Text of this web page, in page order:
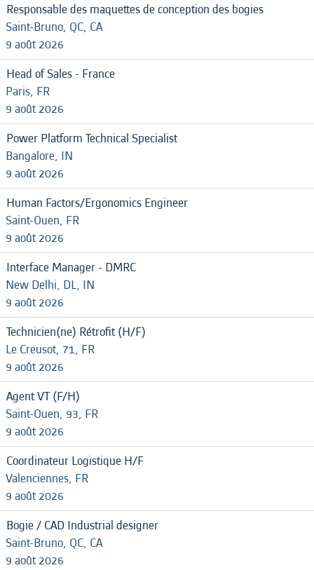
Responsable des maquettes de conception des bogies
Saint-Bruno, QC, CA
9 août 2026
Head of Sales - France
Paris, FR
9 août 2026
Power Platform Technical Specialist
Bangalore, IN
9 août 2026
Human Factors/Ergonomics Engineer
Saint-Ouen, FR
9 août 2026
Interface Manager - DMRC
New Delhi, DL, IN
9 août 2026
Technicien(ne) Rétrofit (H/F)
Le Creusot, 71, FR
9 août 2026
Agent VT (F/H)
Saint-Ouen, 93, FR
9 août 2026
Coordinateur Logistique H/F
Valenciennes, FR
9 août 2026
Bogie / CAD Industrial designer
Saint-Bruno, QC, CA
9 août 2026